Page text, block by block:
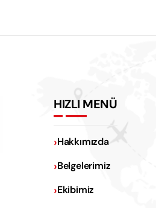
HIZLI MENÜ
Hakkımızda
Belgelerimiz
Ekibimiz